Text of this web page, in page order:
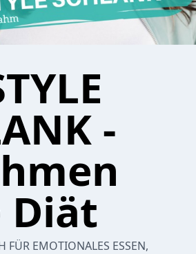
-
Diät
FÜR EMOTIONALES ESSEN,